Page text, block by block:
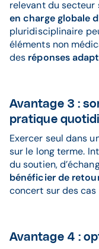
relevant du
en charge globale
pluridisciplinaire
éléments non
des réponses
Avantage 3 :
pratique
Exercer seul dans
sur le long terme.
du soutien,
bénéficier de
concert sur des cas
Avantage 4 :